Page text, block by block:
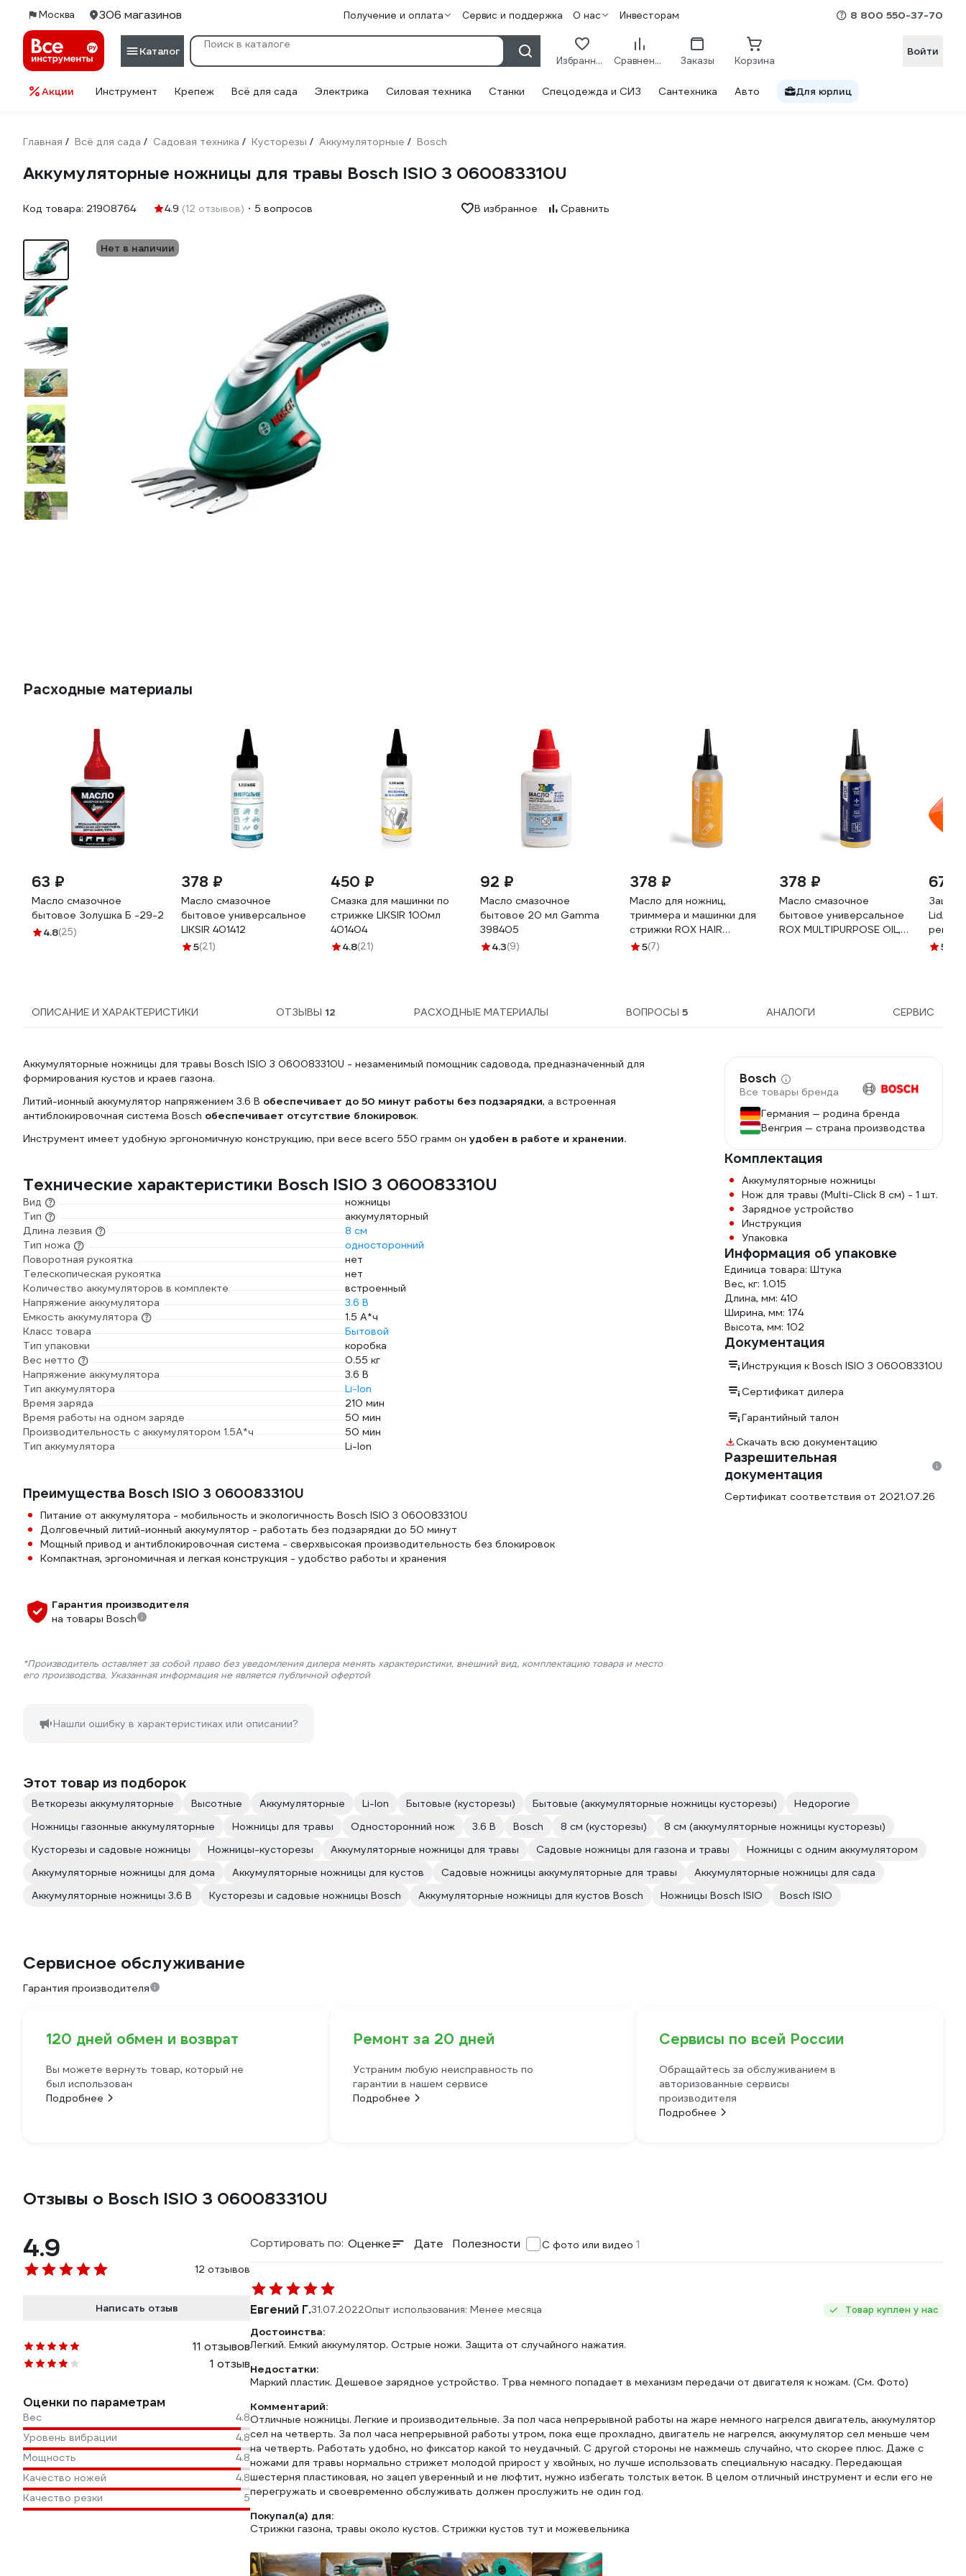
Москва 306 магазинов Получение и оплата Сервис и поддержка О нас Инвесторам 8 800 550-37-70
Каталог
Избранное Сравнение Заказы Корзина
Войти
Акции Инструмент Крепеж Всё для сада Электрика Силовая техника Станки Спецодежда и СИЗ Сантехника Авто Для юрлиц
Главная / Всё для сада / Садовая техника / Кусторезы / Аккумуляторные / Bosch
Аккумуляторные ножницы для травы Bosch ISIO 3 060083310U
Код товара: 21908764 4.9 (12 отзывов) 5 вопросов В избранное Сравнить
Нет в наличии
Расходные материалы
63 ₽
Масло смазочное
бытовое Золушка Б -29-2
4.8(25)
378 ₽
Масло смазочное
бытовое универсальное
LIKSIR 401412
5(21)
450 ₽
Смазка для машинки по
стрижке LIKSIR 100мл
401404
4.8(21)
92 ₽
Масло смазочное
бытовое 20 мл Gamma
398405
4.3(9)
378 ₽
Масло для ножниц,
триммера и машинки для
стрижки ROX HAIR
CLIPPER BLADE OIL, 100
5(7)
378 ₽
Масло смазочное
бытовое универсальное
ROX MULTIPURPOSE OIL,
675
Lid,
GHL-21
5
ОПИСАНИЕ И ХАРАКТЕРИСТИКИ ОТЗЫВЫ 12 РАСХОДНЫЕ МАТЕРИАЛЫ ВОПРОСЫ5 АНАЛОГИ СЕРВИС
Аккумуляторные ножницы для травы Bosch ISIO 3 060083310U - незаменимый помощник садовода, предназначенный для
формирования кустов и краев газона.
Литий-ионный аккумулятор напряжением 3.6 В обеспечивает до 50 минут работы без подзарядки, а встроенная
антиблокировочная система Bosch обеспечивает отсутствие блокировок.
Инструмент имеет удобную эргономичную конструкцию, при весе всего 550 грамм он удобен в работе и хранении.
Технические характеристики Bosch ISIO 3 060083310U
Вид
ножницы
Тип
аккумуляторный
Длина лезвия
8 см
Тип ножа
односторонний
Поворотная рукоятка
нет
Телескопическая рукоятка
нет
Количество аккумуляторов в комплекте
встроенный
Напряжение аккумулятора
3.6 В
Емкость аккумулятора
1.5 А*ч
Класс товара
Бытовой
Тип упаковки
коробка
Вес нетто
0.55 кг
Напряжение аккумулятора
3.6 В
Тип аккумулятора
Li-lon
Время заряда
210 мин
Время работы на одном заряде
50 мин
Производительность с аккумулятором 1.5А*ч
50 мин
Тип аккумулятора
Li-lon
Преимущества Bosch ISIO 3 060083310U
Питание от аккумулятора - мобильность и экологичность Bosch ISIO 3 060083310U
Долговечный литий-ионный аккумулятор - работать без подзарядки до 50 минут
Мощный привод и антиблокировочная система - сверхвысокая производительность без блокировок
Компактная, эргономичная и легкая конструкция - удобство работы и хранения
Гарантия производителя
на товары Bosch
*Производитель оставляет за собой право без уведомления дилера менять характеристики, внешний вид, комплектацию товара и место
его производства. Указанная информация не является публичной офертой
Нашли ошибку в характеристиках или описании?
Bosch
Все товары бренда
Германия — родина бренда
Венгрия — страна производства
Комплектация
Аккумуляторные ножницы
Нож для травы (Multi-Click 8 см) - 1 шт.
Зарядное устройство
Инструкция
Упаковка
Информация об упаковке
Единица товара: Штука
Вес, кг: 1.015
Длина, мм: 410
Ширина, мм: 174
Высота, мм: 102
Документация
Инструкция к Bosch ISIO 3 060083310U
Сертификат дилера
Гарантийный талон
Скачать всю документацию
Разрешительная
документация
Сертификат соответствия от 2021.07.26
Этот товар из подборок
Веткорезы аккумуляторные Высотные Аккумуляторные Li-lon Бытовые (кусторезы) Бытовые (аккумуляторные ножницы кусторезы)
Недорогие
Ножницы газонные аккумуляторные
Ножницы для травы Односторонний нож 3.6 В Bosch 8 см (кусторезы)
8 см (аккумуляторные ножницы кусторезы)
Кусторезы и садовые ножницы
Ножницы-кусторезы Аккумуляторные ножницы для травы Садовые ножницы для газона и травы
Ножницы с одним аккумулятором
Аккумуляторные ножницы для дома
Аккумуляторные ножницы для кустов Садовые ножницы аккумуляторные для травы
Аккумуляторные ножницы для сада
Аккумуляторные ножницы 3.6 В
Кусторезы и садовые ножницы Bosch Аккумуляторные ножницы для кустов Bosch Ножницы Bosch ISIO Bosch ISIO
Сервисное обслуживание
Гарантия производителя
120 дней обмен и возврат
Вы можете вернуть товар, который не
был использован
Подробнее
Ремонт за 20 дней
Устраним любую неисправность по
гарантии в нашем сервисе
Подробнее
Сервисы по всей России
Обращайтесь за обслуживанием в
авторизованные сервисы
производителя
Подробнее
Отзывы о Bosch ISIO 3 060083310U
4.9
12 отзывов
Написать отзыв
11 отзывов
1 отзыв
Оценки по параметрам
Вес
4.8
Уровень вибрации
4.8
Мощность
4.8
Качество ножей
4.8
Качество резки
5
Сортировать по: Оценке Дате Полезности С фото или видео 1
Евгений Г.31.07.2022Опыт использования: Менее месяца Товар куплен у нас
Достоинства:
Легкий. Емкий аккумулятор. Острые ножи. Защита от случайного нажатия.
Недостатки:
Маркий пластик. Дешевое зарядное устройство. Трва немного попадает в механизм передачи от двигателя к ножам. (См. Фото)
Комментарий:
Отличные ножницы. Легкие и производительные. За пол часа непрерывной работы на жаре немного нагрелся двигатель, аккумулятор
сел на четверть. За пол часа непрерывной работы утром, пока еще прохладно, двигатель не нагрелся, аккумулятор сел меньше чем
на четверть. Работать удобно, но фиксатор какой то неудачный. С другой стороны не нажмешь случайно, что скорее плюс. Даже с
ножами для травы нормально стрижет молодой прирост у хвойных, но лучше использовать специальную насадку. Передающая
шестерня пластиковая, но зацеп уверенный и не люфтит, нужно избегать толстых веток. В целом отличный инструмент и если его не
перегружать и своевременно обслуживать должен прослужить не один год.
Покупал(а) для:
Стрижки газона, травы около кустов. Стрижки кустов тут и можевельника